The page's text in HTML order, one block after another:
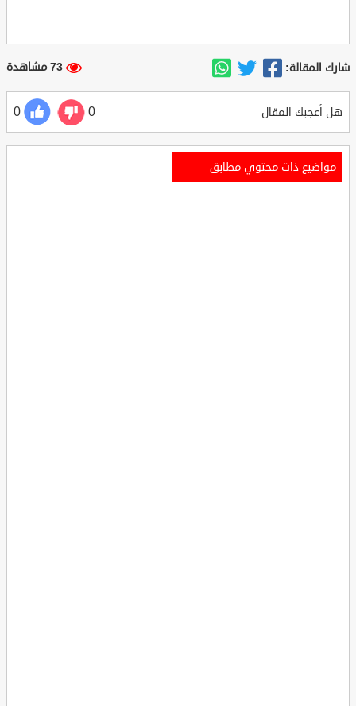
شارك المقالة: 73 مشاهدة
هل أعجبك المقال 0
0
مواضيع ذات محتوي مطابق